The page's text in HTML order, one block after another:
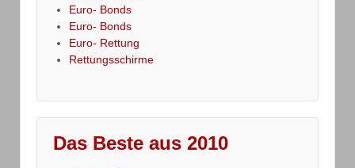
Euro- Bonds
Euro- Bonds
Euro- Rettung
Rettungsschirme
Das Beste aus 2010